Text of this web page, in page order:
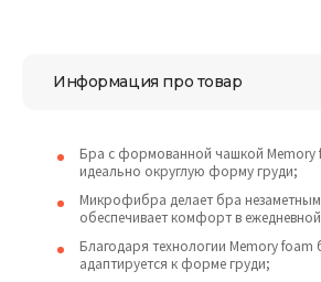
Информация про товар
Бра с формованной чашкой Memory
идеально округлую форму груди;
Микрофибра делает бра
обеспечивает комфорт в
Благодаря технологии Memory foam
адаптируется к форме груди;